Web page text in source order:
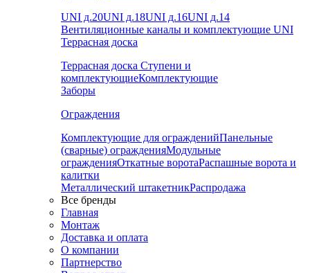
UNI д.20UNI д.18UNI д.16UNI д.14
Вентиляционные каналы и комплектующие UNI
Террасная доска
Террасная доска Ступени и
комплектующиеКомплектующие
Заборы
Ограждения
Комплектующие для огражденийПанельные
(сварные) огражденияМодульные
огражденияОткатные воротаРаспашные ворота и
калитки
Металлический штакетникРаспродажа
Все бренды
Главная
Монтаж
Доставка и оплата
О компании
Партнерство